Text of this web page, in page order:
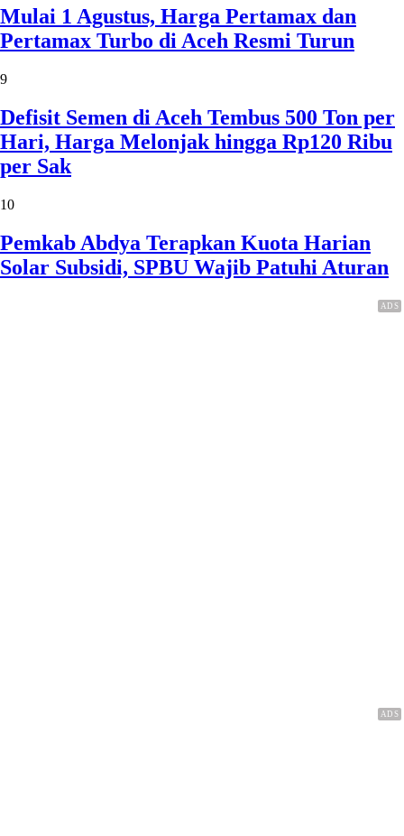
Mulai 1 Agustus, Harga Pertamax dan
Pertamax Turbo di Aceh Resmi Turun
9
Defisit Semen di Aceh Tembus 500 Ton per
Hari, Harga Melonjak hingga Rp120 Ribu
per Sak
10
Pemkab Abdya Terapkan Kuota Harian
Solar Subsidi, SPBU Wajib Patuhi Aturan